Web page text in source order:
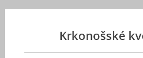
Krkonošské